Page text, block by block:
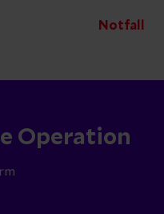
Notfall
Operation